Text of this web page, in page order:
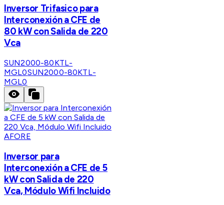
Inversor Trifasico para
Interconexión a CFE de
80 kW con Salida de 220
Vca
SUN2000-80KTL-
MGL0SUN2000-80KTL-
MGL0
AFORE
Inversor para
Interconexión a CFE de 5
kW con Salida de 220
Vca, Módulo Wifi Incluido